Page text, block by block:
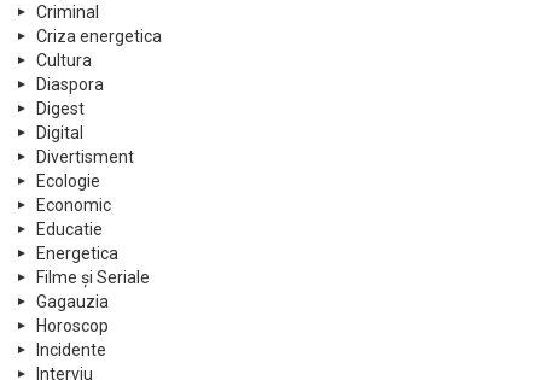
Criminal
Criza energetica
Cultura
Diaspora
Digest
Digital
Divertisment
Ecologie
Economic
Educatie
Energetica
Filme și Seriale
Gagauzia
Horoscop
Incidente
Interviu